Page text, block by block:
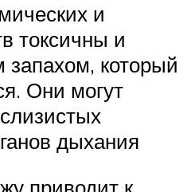
и
токсичны и
запахом, который
Они могут
дыхания
приводит к